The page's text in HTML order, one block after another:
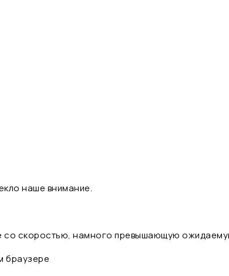
наше внимание.
со скоростью, намного превышающую
браузере